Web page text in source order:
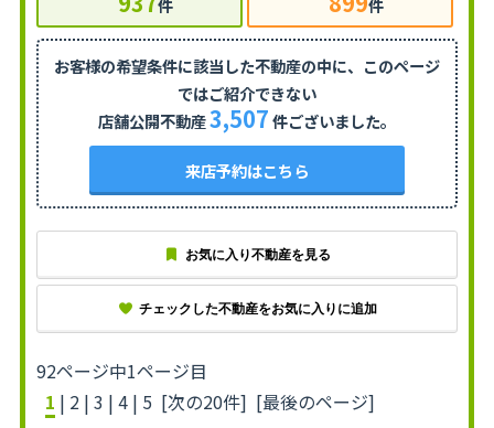
お客様の希望条件に該当した不動産の中に、 このページ
ではご紹介できない
店舗公開不動産3,507件ございました。
来店予約はこちら
お気に入り不動産を見る
チェックした不動産をお気に入りに追加
92ページ中1ページ目
1 | 2 | 3 | 4| 5 [次の20件] [最後のページ]